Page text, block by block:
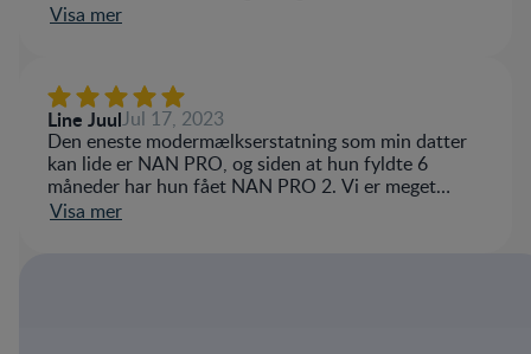
smagen af det. Vi bruger også drikkeklar brikkerne
Visa mer
Line JuulJul 17, 2023
Den eneste modermælkserstatning som min datter
kan lide er NAN PRO, og siden at hun fyldte 6
måneder har hun fået NAN PRO 2. Vi er meget
tilfredse med produktet! :-)
Visa mer